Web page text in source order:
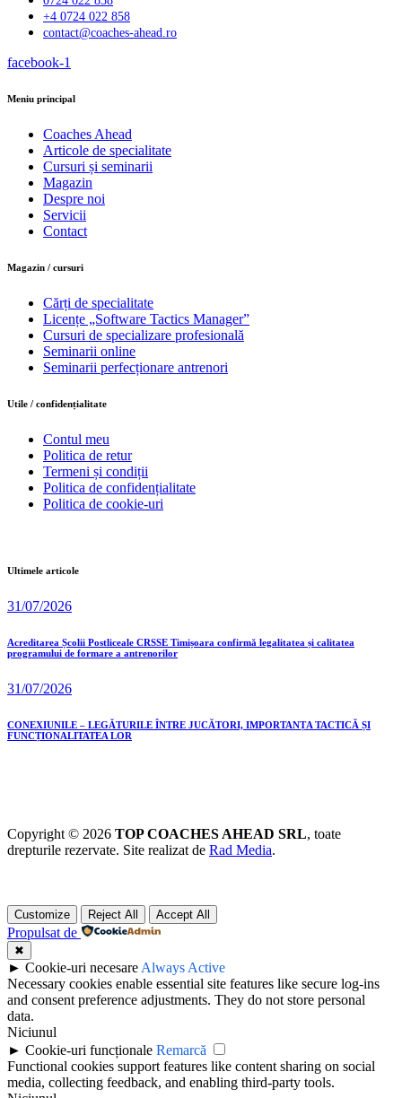
+4 0724 022 858
contact@coaches-ahead.ro
facebook-1
Meniu principal
Coaches Ahead
Articole de specialitate
Cursuri și seminarii
Magazin
Despre noi
Servicii
Contact
Magazin / cursuri
Cărți de specialitate
Licențe „Software Tactics Manager”
Cursuri de specializare profesională
Seminarii online
Seminarii perfecționare antrenori
Utile / confidențialitate
Contul meu
Politica de retur
Termeni și condiții
Politica de confidențialitate
Politica de cookie-uri
Ultimele articole
31/07/2026
Acreditarea Școlii Postliceale CRSSE Timișoara confirmă legalitatea și calitatea
programului de formare a antrenorilor
31/07/2026
CONEXIUNILE – LEGĂTURILE ÎNTRE JUCĂTORI, IMPORTANȚA TACTICĂ ȘI
FUNCȚIONALITATEA LOR
Copyright © 2026 TOP COACHES AHEAD SRL, toate
drepturile rezervate. Site realizat de Rad Media.
Customize Reject All Accept All
Propulsat de
✖
► Cookie-uri necesare Always Active
Necessary cookies enable essential site features like secure log-ins
and consent preference adjustments. They do not store personal
data.
Niciunul
► Cookie-uri funcționale Remarcă
Functional cookies support features like content sharing on social
media, collecting feedback, and enabling third-party tools.